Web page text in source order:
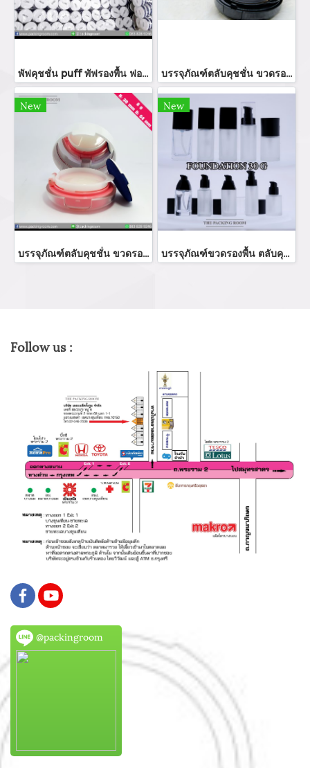
พัฟคุชชั่น puff พัฟรองพื้น ฟองน้ำคุชชั่น สกรีนโลโก้พัฟแป้ง ร้านขายบรรจุภัณฑ์ จำหน่ายบรรจุภัณฑ์เครื่องสำอางทุกประเภท บรรจุภัณฑ์ตลับคุชชั่น ขวดรองพื้น ขายส่งตลับคุชชั่นราคาถูก cushion foundation ตลับแป้งคุชชั่น พัฟคุชชั่นจำหน่ายบรรจุภัณฑ์เครื่องสำอางทุกประเภท
New
บรรจุภัณฑ์ตลับคุชชั่น ขวดรองพื้น ตลับคุชชั่นบลัชออน ขายส่งตลับคุชชั่นราคาถูก cushion foundation ตลับแป้งคุชชั่น พัฟคุชชั่นจำหน่ายบรรจุภัณฑ์เครื่องสำอางทุกประเภท
New
บรรจุภัณฑ์ขวดรองพื้น ตลับคุชชั่น ขายส่งขวดรองพื้น foundation bootle/ cushion tube บรรจุภัณฑ์แก้ว Glass tube จำหน่ายบรรจุภัณฑ์เครื่องสำอางทุกประเภท
Follow us :
@packingroom